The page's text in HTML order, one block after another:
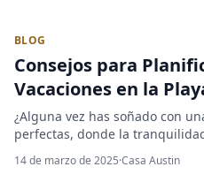
BLOG
Consejos para
Vacaciones en la
Estrés
¿Alguna vez has soñado con
perfectas, donde la
sin estrés es un anhelo
14 de marzo de 2025·Casa Austin